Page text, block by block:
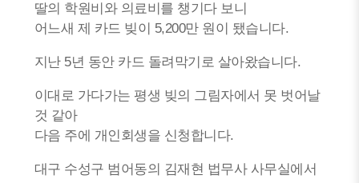
딸의 학원비와 의료비를 챙기다 보니
어느새 제 카드 빚이 5,200만 원이 됐습니다.
지난 5년 동안 카드 돌려막기로 살아왔습니다.
이대로 가다가는 평생 빚의 그림자에서 못 벗어날
것 같아
다음 주에 개인회생을 신청합니다.
대구 수성구 범어동의 김재현 법무사 사무실에서